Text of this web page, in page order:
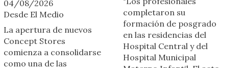
Desde El Medio
04/08/2026
La apertura de nuevos
Concept Stores
comienza a consolidarse
como una de las
completaron su
formación de posgrado
en las residencias del
Hospital Central y del
Hospital Municipal